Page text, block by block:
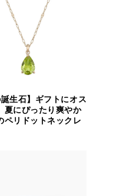
誕生石】ギフトにオス
にぴったり爽やか
ペリドットネックレ